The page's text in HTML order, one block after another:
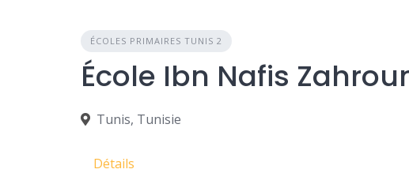
ÉCOLES PRIMAIRES TUNIS 2
Tunis, Tunisie
Détails